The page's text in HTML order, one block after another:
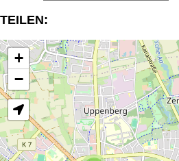
TEILEN:
+
−